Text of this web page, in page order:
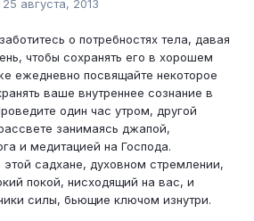
25 августа, 2013
о потребностях тела, давая
чтобы сохранять его в хорошем
ежедневно посвящайте некоторое
ваше внутреннее сознание в
один час утром, другой
занимаясь джапой,
и медитацией на Господа.
садхане, духовном стремлении,
покой, нисходящий на вас, и
силы, бьющие ключом изнутри.